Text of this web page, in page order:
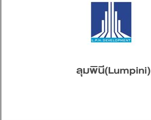
ลุมพินี(Lumpini)